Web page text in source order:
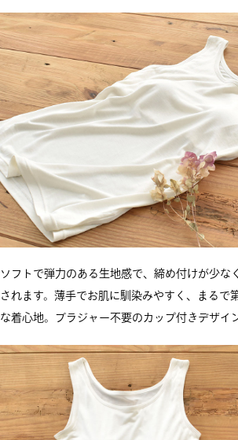
ソフトで弾力のある生地感で、締め付けが少な
されます。薄手でお肌に馴染みやすく、まるで
な着心地。ブラジャー不要のカップ付きデザイ